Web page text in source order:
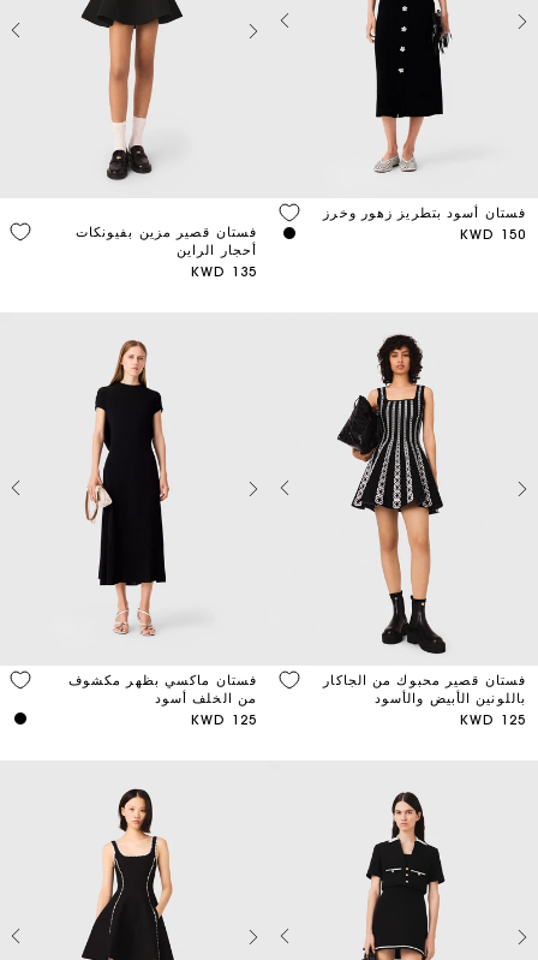
فستان أسود بتطريز زهور وخرز
150 KWD
فستان قصير مزين بفيونكات
أحجار الراين
135 KWD
فستان قصير محبوك من الجاكار
باللونين الأبيض والأسود
125 KWD
فستان ماكسي بظهر مكشوف
من الخلف أسود
125 KWD